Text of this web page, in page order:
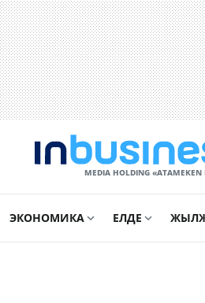
MEDIA HOLDING «ATAMEKЕN
ЭКОНОМИКА ЕЛДЕ